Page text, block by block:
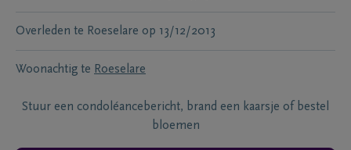
Overleden te Roeselare op 13/12/2013
Woonachtig te Roeselare
Stuur een condoléancebericht, brand een kaarsje of bestel
bloemen